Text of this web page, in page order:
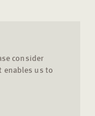
consider
enables us to